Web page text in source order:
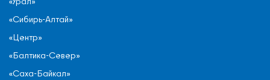
«Сибирь-Алтай»
«Центр»
«Балтика-Север»
«Саха-Байкал»